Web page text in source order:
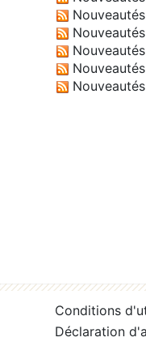
Conditions
Déclaration